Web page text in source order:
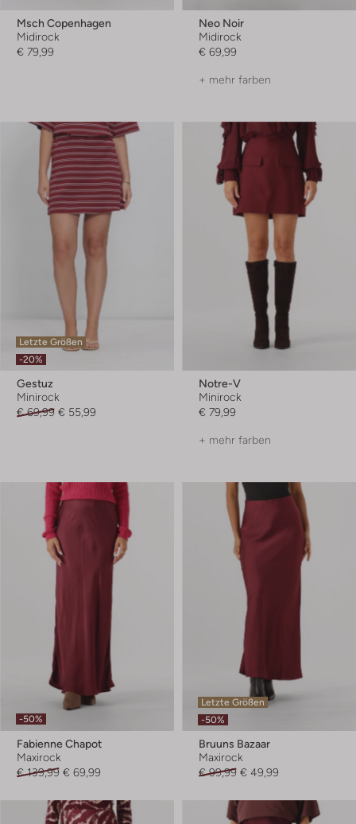
Msch Copenhagen
Midirock
€ 79,99
Neo Noir
Midirock
€ 69,99
+ mehr farben
Letzte Größen
-20%
Gestuz
Minirock
€ 69,99 € 55,99
Notre-V
Minirock
€ 79,99
+ mehr farben
-50%
Fabienne Chapot
Maxirock
€ 139,99 € 69,99
Letzte Größen
-50%
Bruuns Bazaar
Maxirock
€ 99,99 € 49,99